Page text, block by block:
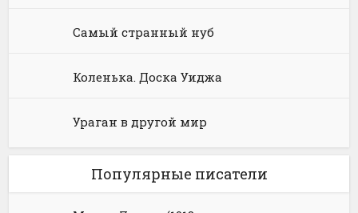
Самый странный нуб
Коленька. Доска Уиджа
Ураган в другой мир
Популярные писатели